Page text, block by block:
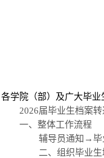
各学院（部）及广大毕业
2026届毕业生档案
一、 整体工作流程
辅导员通知→毕
二、 组织毕业